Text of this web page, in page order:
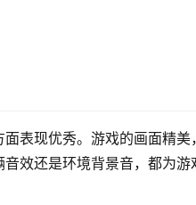
表现优秀。游戏的画面精
效还是环境背景音，都为